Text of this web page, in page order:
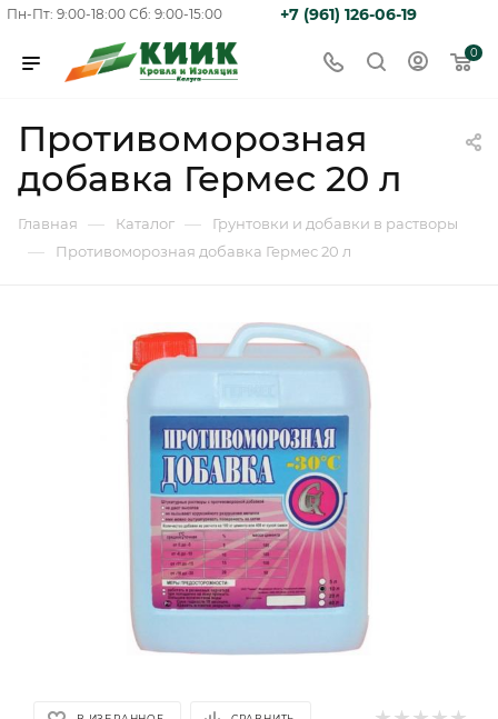
Пн-Пт: 9:00-18:00 Сб: 9:00-15:00 +7 (961) 126-06-19
0
Противоморозная
добавка Гермес 20 л
Главная — Каталог — Грунтовки и добавки в растворы
— Противоморозная добавка Гермес 20 л